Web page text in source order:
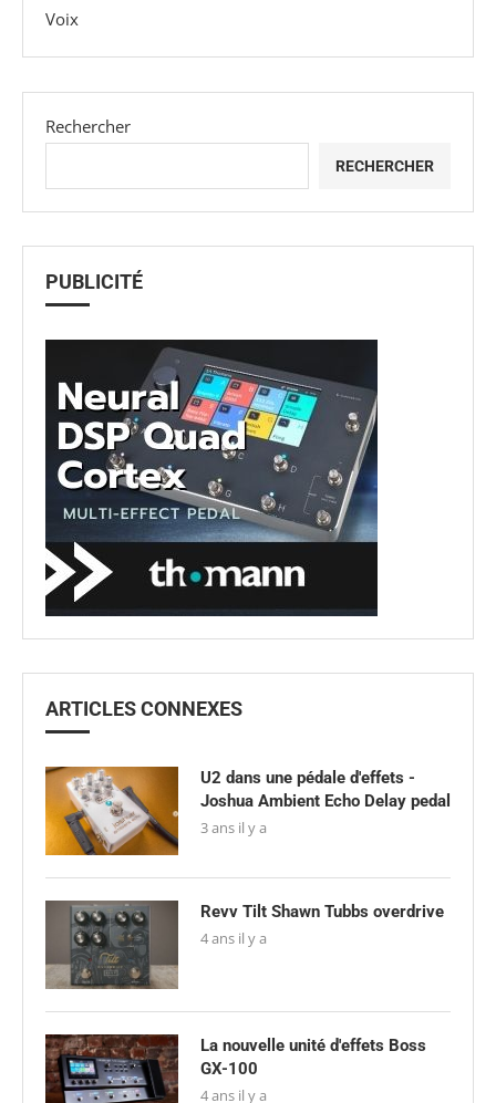
Rechercher
RECHERCHER
PUBLICITÉ
ARTICLES CONNEXES
U2 dans une pédale d'effets -
Joshua Ambient Echo Delay pedal
3 ans il y a
Revv Tilt Shawn Tubbs overdrive
4 ans il y a
La nouvelle unité d'effets Boss
GX-100
4 ans il y a
Voix